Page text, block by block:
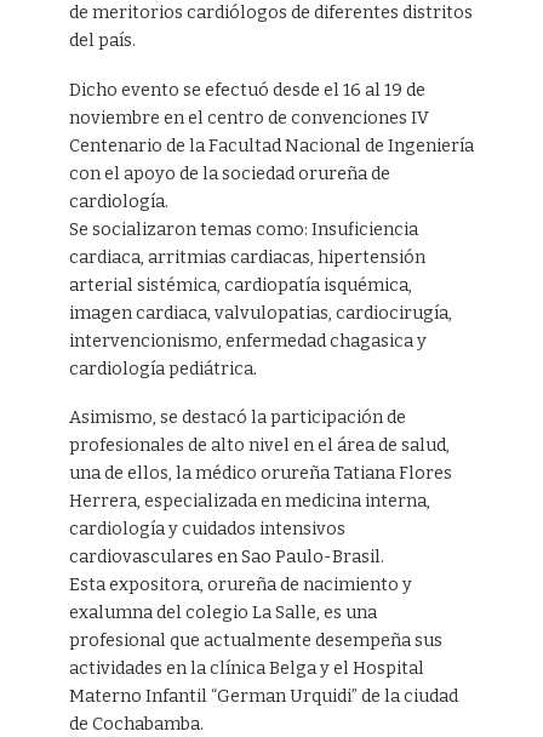
de meritorios cardiólogos de diferentes distritos
del país.
Dicho evento se efectuó desde el 16 al 19 de
noviembre en el centro de convenciones IV
Centenario de la Facultad Nacional de Ingeniería
con el apoyo de la sociedad orureña de
cardiología.
Se socializaron temas como: Insuficiencia
cardiaca, arritmias cardiacas, hipertensión
arterial sistémica, cardiopatía isquémica,
imagen cardiaca, valvulopatias, cardiocirugía,
intervencionismo, enfermedad chagasica y
cardiología pediátrica.
Asimismo, se destacó la participación de
profesionales de alto nivel en el área de salud,
una de ellos, la médico orureña Tatiana Flores
Herrera, especializada en medicina interna,
cardiología y cuidados intensivos
cardiovasculares en Sao Paulo-Brasil.
Esta expositora, orureña de nacimiento y
exalumna del colegio La Salle, es una
profesional que actualmente desempeña sus
actividades en la clínica Belga y el Hospital
Materno Infantil “German Urquidi” de la ciudad
de Cochabamba.